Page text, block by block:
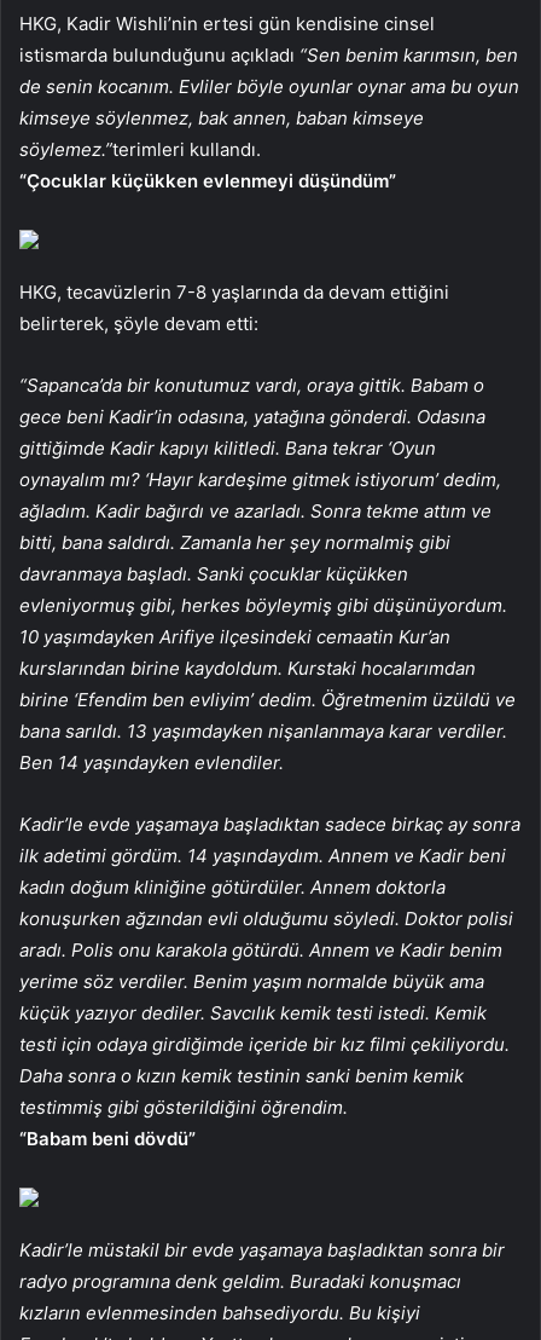
HKG, Kadir Wishli’nin ertesi gün kendisine cinsel
istismarda bulunduğunu açıkladı “Sen benim karımsın, ben
de senin kocanım. Evliler böyle oyunlar oynar ama bu oyun
kimseye söylenmez, bak annen, baban kimseye
söylemez.”terimleri kullandı.
“Çocuklar küçükken evlenmeyi düşündüm”
HKG, tecavüzlerin 7-8 yaşlarında da devam ettiğini
belirterek, şöyle devam etti:
“Sapanca’da bir konutumuz vardı, oraya gittik. Babam o
gece beni Kadir’in odasına, yatağına gönderdi. Odasına
gittiğimde Kadir kapıyı kilitledi. Bana tekrar ‘Oyun
oynayalım mı? ‘Hayır kardeşime gitmek istiyorum’ dedim,
ağladım. Kadir bağırdı ve azarladı. Sonra tekme attım ve
bitti, bana saldırdı. Zamanla her şey normalmiş gibi
davranmaya başladı. Sanki çocuklar küçükken
evleniyormuş gibi, herkes böyleymiş gibi düşünüyordum.
10 yaşımdayken Arifiye ilçesindeki cemaatin Kur’an
kurslarından birine kaydoldum. Kurstaki hocalarımdan
birine ‘Efendim ben evliyim’ dedim. Öğretmenim üzüldü ve
bana sarıldı. 13 yaşımdayken nişanlanmaya karar verdiler.
Ben 14 yaşındayken evlendiler.
Kadir’le evde yaşamaya başladıktan sadece birkaç ay sonra
ilk adetimi gördüm. 14 yaşındaydım. Annem ve Kadir beni
kadın doğum kliniğine götürdüler. Annem doktorla
konuşurken ağzından evli olduğumu söyledi. Doktor polisi
aradı. Polis onu karakola götürdü. Annem ve Kadir benim
yerime söz verdiler. Benim yaşım normalde büyük ama
küçük yazıyor dediler. Savcılık kemik testi istedi. Kemik
testi için odaya girdiğimde içeride bir kız filmi çekiliyordu.
Daha sonra o kızın kemik testinin sanki benim kemik
testimmiş gibi gösterildiğini öğrendim.
“Babam beni dövdü”
Kadir’le müstakil bir evde yaşamaya başladıktan sonra bir
radyo programına denk geldim. Buradaki konuşmacı
kızların evlenmesinden bahsediyordu. Bu kişiyi